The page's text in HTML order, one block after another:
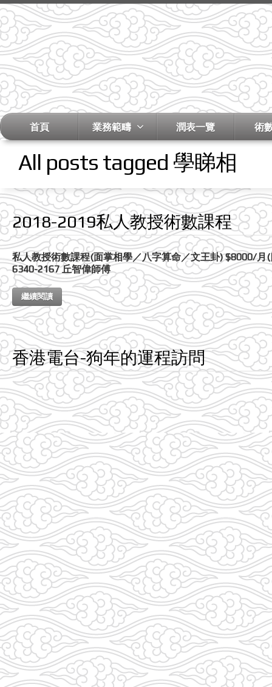
首頁 業務範疇 潤表一覽 術
All posts tagged 學睇相
2018-2019私人教授術數課程
私人教授術數課程(面掌相學／八字算命／文王卦) $8000/
6340-2167 丘智偉師傅
繼續閱讀
香港電台-狗年的運程訪問